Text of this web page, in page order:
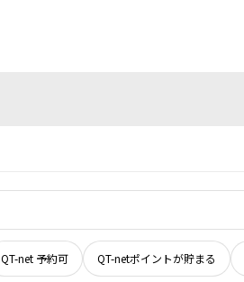
QT-net 予約可 QT-netポイントが貯まる